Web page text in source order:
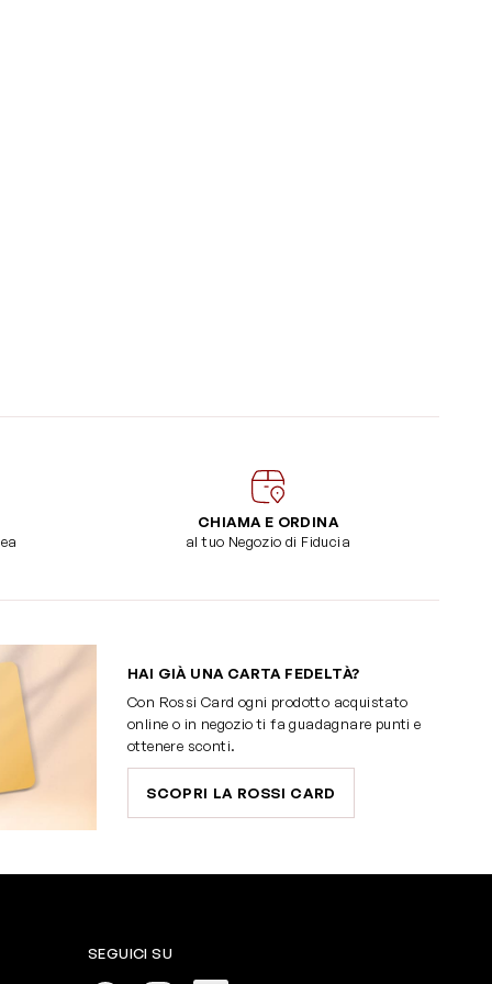
CHIAMA E ORDINA
al tuo Negozio di Fiducia
HAI GIÀ UNA CARTA FEDELTÀ?
Con Rossi Card ogni prodotto acquistato
online o in negozio ti fa guadagnare punti e
ottenere sconti.
SCOPRI LA ROSSI CARD
SEGUICI SU